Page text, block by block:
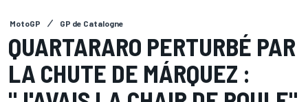
MotoGP GP de Catalogne
QUARTARARO PERTURBÉ PAR
LA CHUTE DE MÁRQUEZ :